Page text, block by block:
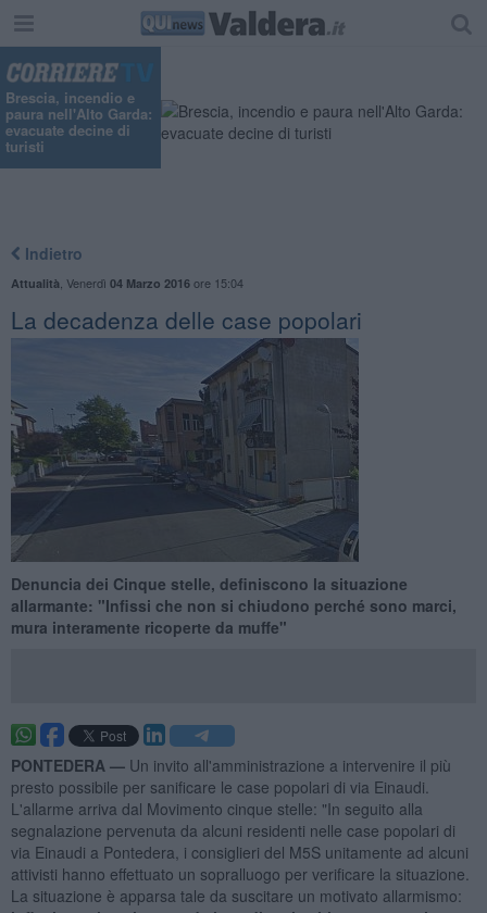
Brescia, incendio e
paura nell'Alto Garda:
evacuate decine di
turisti
Indietro
Attualità Venerdì 04 Marzo 2016ore 15:04
La decadenza delle case popolari
Denuncia dei Cinque stelle, definiscono la situazione
allarmante: "Infissi che non si chiudono perché sono marci,
mura interamente ricoperte da muffe"
PONTEDERA — Un invito all'amministrazione a intervenire il più
presto possibile per sanificare le case popolari di via Einaudi.
L'allarme arriva dal Movimento cinque stelle: "In seguito alla
segnalazione pervenuta da alcuni residenti nelle case popolari di
via Einaudi a Pontedera, i consiglieri del M5S unitamente ad alcuni
attivisti hanno effettuato un sopralluogo per verificare la situazione.
La situazione è apparsa tale da suscitare un motivato allarmismo: